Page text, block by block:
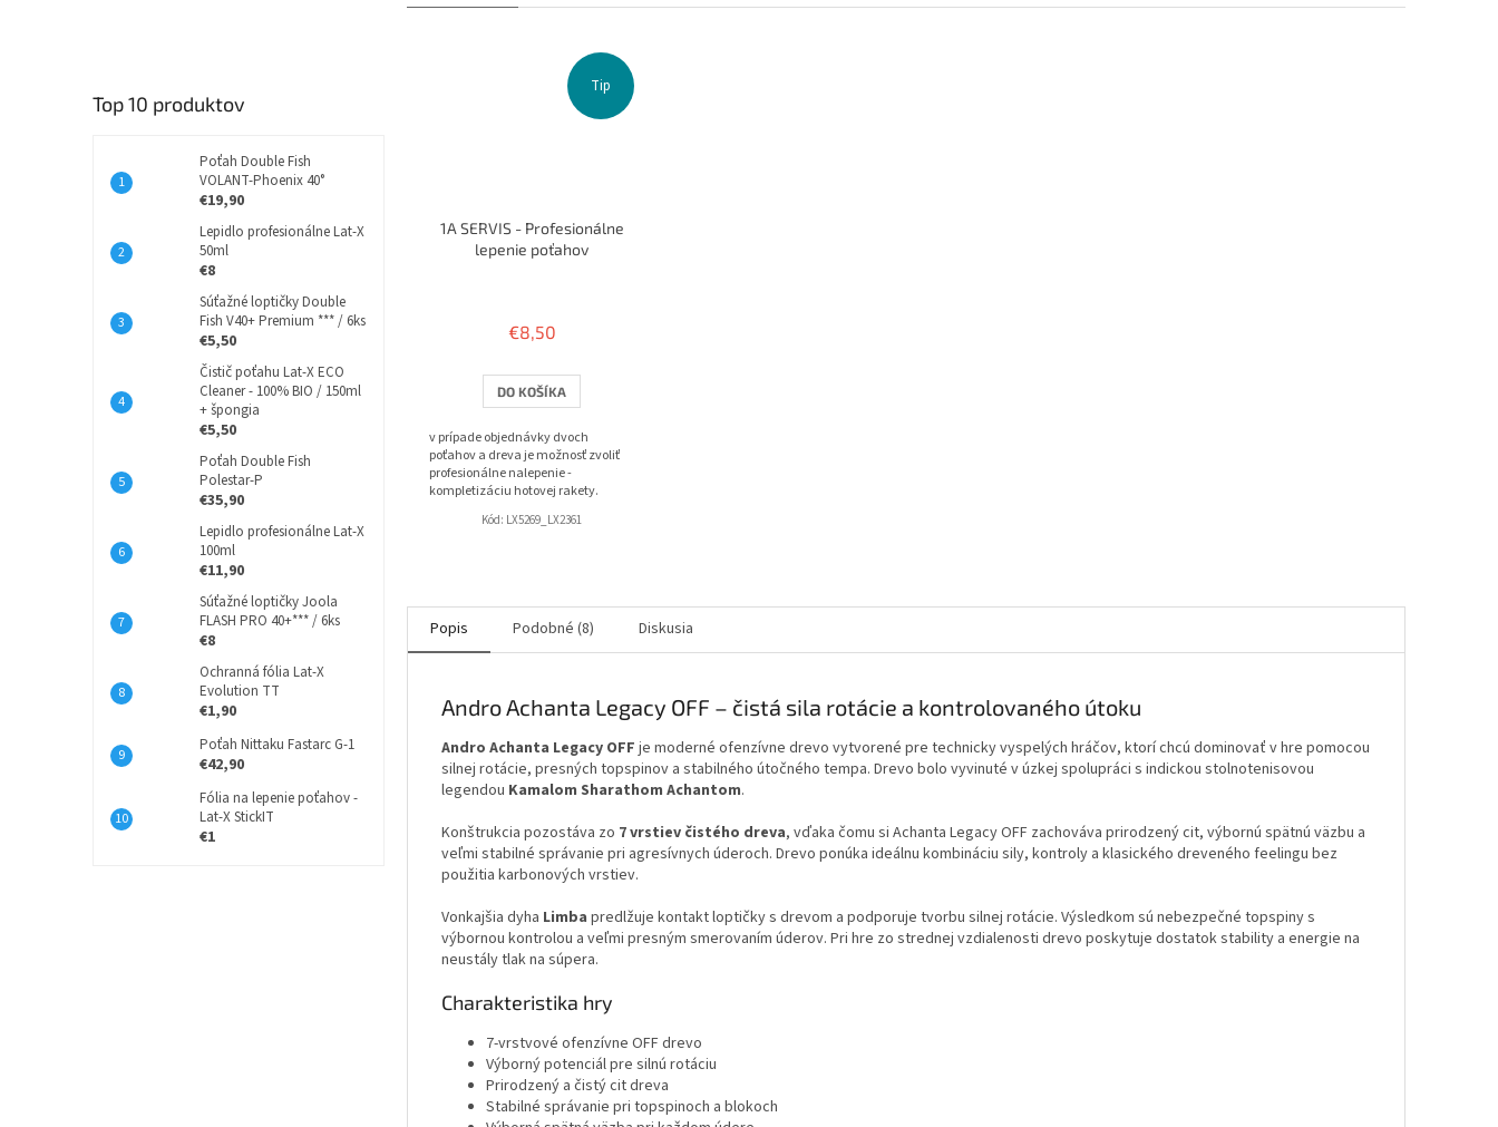
Top 10 produktov
Poťah Double Fish
VOLANT-Phoenix 40°
€19,90
Lepidlo profesionálne Lat-X
50ml
€8
Súťažné loptičky Double
Fish V40+ Premium *** / 6ks
€5,50
Čistič poťahu Lat-X ECO
Cleaner - 100% BIO / 150ml
+ špongia
€5,50
Poťah Double Fish
Polestar-P
€35,90
Lepidlo profesionálne Lat-X
100ml
€11,90
Súťažné loptičky Joola
FLASH PRO 40+*** / 6ks
€8
Ochranná fólia Lat-X
Evolution TT
€1,90
Poťah Nittaku Fastarc G-1
€42,90
Fólia na lepenie poťahov -
Lat-X StickIT
€1
Tip
1A SERVIS - Profesionálne
lepenie poťahov
produktu
je
z
5
hviezdičiek.
€8,50
DO KOŠÍKA
v prípade objednávky dvoch
poťahov a dreva je možnosť zvoliť
profesionálne nalepenie -
kompletizáciu hotovej rakety.
Kód: LX5269_LX2361
Popis Podobné (8) Diskusia
Andro Achanta Legacy OFF – čistá sila rotácie a kontrolovaného útoku
Andro Achanta Legacy OFF je moderné ofenzívne drevo vytvorené pre technicky vyspelých hráčov, ktorí chcú dominovať v hre pomocou
silnej rotácie, presných topspinov a stabilného útočného tempa. Drevo bolo vyvinuté v úzkej spolupráci s indickou stolnotenisovou
legendou Kamalom Sharathom Achantom.
Konštrukcia pozostáva zo 7 vrstiev čistého dreva, vďaka čomu si Achanta Legacy OFF zachováva prirodzený cit, výbornú spätnú väzbu a
veľmi stabilné správanie pri agresívnych úderoch. Drevo ponúka ideálnu kombináciu sily, kontroly a klasického dreveného feelingu bez
použitia karbonových vrstiev.
Vonkajšia dyha Limba predlžuje kontakt loptičky s drevom a podporuje tvorbu silnej rotácie. Výsledkom sú nebezpečné topspiny s
výbornou kontrolou a veľmi presným smerovaním úderov. Pri hre zo strednej vzdialenosti drevo poskytuje dostatok stability a energie na
neustály tlak na súpera.
Charakteristika hry
7-vrstvové ofenzívne OFF drevo
Výborný potenciál pre silnú rotáciu
Prirodzený a čistý cit dreva
Stabilné správanie pri topspinoch a blokoch